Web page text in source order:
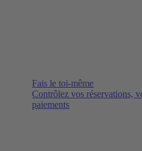
Fais le toi-même
Contrôlez vos réservations,
paiements